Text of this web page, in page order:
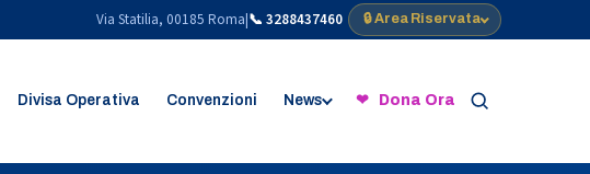
Via Statilia, 00185 Roma|📞 3288437460 🔒 Area Riservata
Divisa Operativa Convenzioni News ❤ Dona Ora